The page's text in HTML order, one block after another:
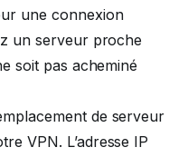
une connexion
un serveur proche
soit pas acheminé
de serveur
VPN. L’adresse IP